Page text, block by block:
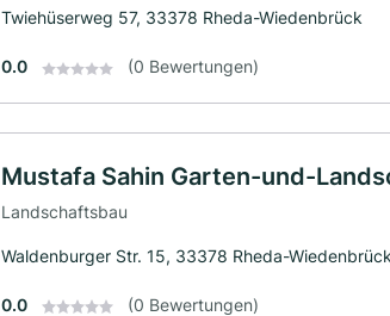
Twiehüserweg 57, 33378 Rheda-Wiedenbrück
0.0 (0 Bewertungen)
Mustafa Sahin Garten-und-
Landschaftsbau
Waldenburger Str. 15, 33378 Rheda-Wiedenbrück
0.0 (0 Bewertungen)